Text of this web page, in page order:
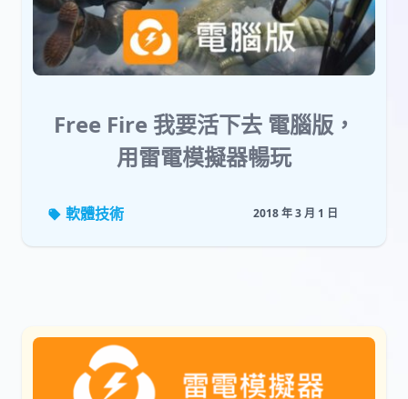
Free Fire 我要活下去 電腦版，
用雷電模擬器暢玩
軟體技術 2018 年 3 月 1 日